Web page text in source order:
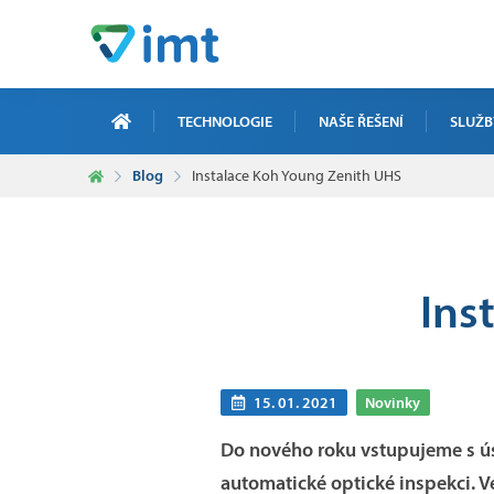
TECHNOLOGIE NAŠE ŘEŠENÍ
SERVIS,
Blog Instalace Koh Young Zenith UHS
15. 01. 2021 Novinky
Do nového roku vstupujeme s
automatické optické inspekci.